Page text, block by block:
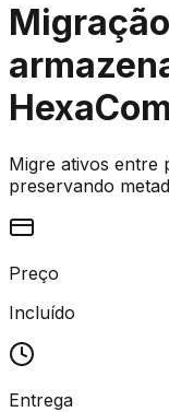
HexaCom
Migre ativos entre
preservando
Preço
Incluído
Entrega